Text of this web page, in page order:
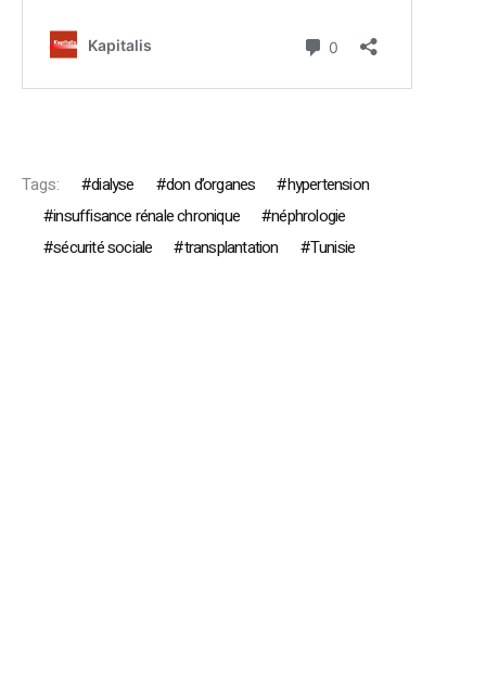
Tags: dialyse don d’organes
hypertension
insuffisance rénale chronique
néphrologie
sécurité sociale
transplantation Tunisie